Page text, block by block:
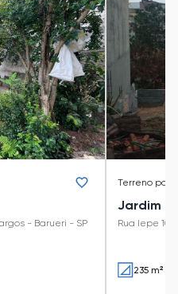
- Barueri - SP
Terreno
Jardim
Rua Iepe
235 m²